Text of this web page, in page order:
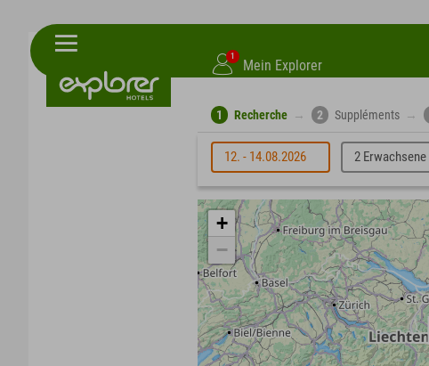
1
Mein Explorer
1 Recherche → 2 Suppléments →
12. - 14.08.2026 2 Erwachsene
+
−